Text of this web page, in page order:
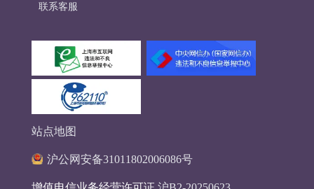
联系客服
站点地图
沪公网安备31011802006086号